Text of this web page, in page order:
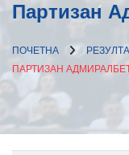
Партизан
ПОЧЕТНА
ПАРТИЗАН